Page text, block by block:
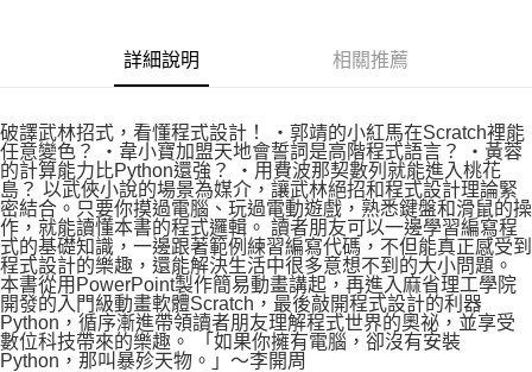
詳細說明 相關推薦
破譯武林招式，看懂程式設計！ ‧郭靖的小紅馬在Scratch裡能
任意變色？ ‧韋小寶加盟天地會誓詞是高階程式語言？ ‧黃蓉
的計算能力比Python還強？ ‧用費波那契數列就能進入桃花
島？ 以武俠小說的場景為媒介，讓武林絕招和程式設計理論緊
密結合。只要你摸過電腦、玩過電動遊戲，熟悉鍵盤和滑鼠的操
作，就能讀懂本書的程式邏輯。 讀者朋友可以一邊學習編寫程
式的基礎知識，一邊跟著範例練習編寫代碼，不但能真正感受到
程式設計的樂趣，還能解決生活中很多意想不到的大小問題。
本書從用PowerPoint製作簡易動畫講起，再進入麻省理工學院
開發的入門級動畫軟體Scratch，最後敲開程式設計的利器
Python，循序漸進帶領讀者朋友理解程式世界的奧祕，並享受
數位科技帶來的樂趣。 「如果你擁有電腦，卻沒有安裝
Python，那叫暴殄天物。」～李開周